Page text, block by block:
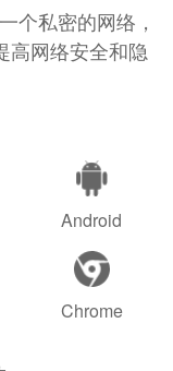
个私密的网络，
高网络安全和隐
Android
Chrome